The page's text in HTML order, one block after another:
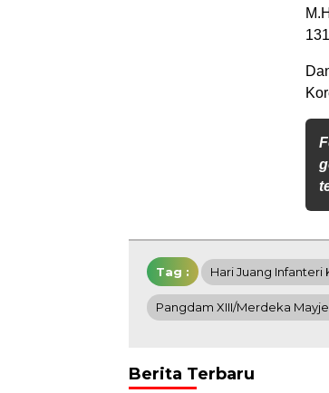
Tag : Hari Juang Infanteri
Pangdam XIII/Merdeka
Berita Terbaru